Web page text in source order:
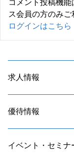
コメント投稿機
ス会員の方のみご
ログインはこちら
求人情報
優待情報
イベント・セミナ